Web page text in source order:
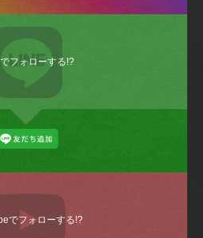
フォローする!?
でフォローする!?